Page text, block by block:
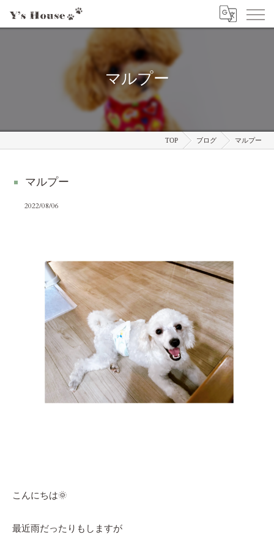
マルプー
TOP ブログ マルプー
マルプー
2022/08/06
こんにちは🌞
最近雨だったりもしますが